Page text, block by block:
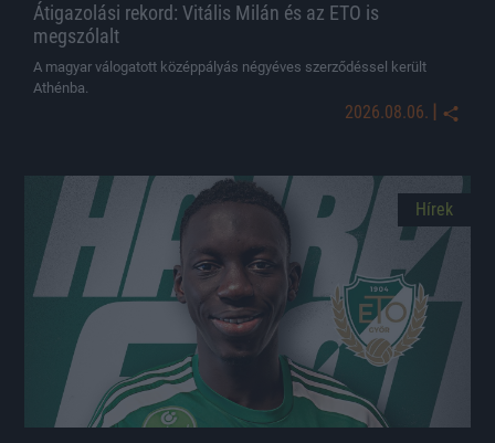
Átigazolási rekord: Vitális Milán és az ETO is
megszólalt
A magyar válogatott középpályás négyéves szerződéssel került
Athénba.
2026.08.06. |
Hírek